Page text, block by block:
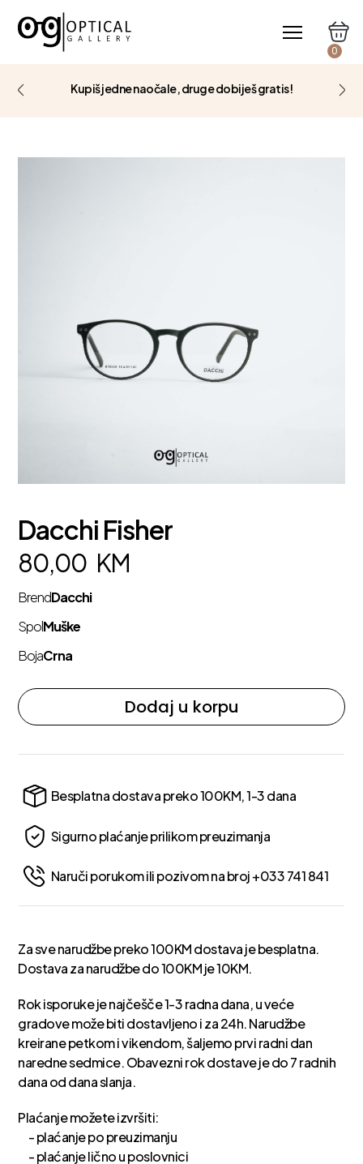
0
Kupiš jedne naočale, druge dobiješ gratis!
Dacchi Fisher
80,00 KM
BrendDacchi
SpolMuške
BojaCrna
Dodaj u korpu
Besplatna dostava preko 100KM, 1-3 dana
Sigurno plaćanje prilikom preuzimanja
Naruči porukom ili pozivom na broj +033 741 841
Za sve narudžbe preko 100KM dostava je besplatna.
Dostava za narudžbe do 100KM je 10KM.
Rok isporuke je najčešče 1-3 radna dana, u veće
gradove može biti dostavljeno i za 24h. Narudžbe
kreirane petkom i vikendom, šaljemo prvi radni dan
naredne sedmice. Obavezni rok dostave je do 7 radnih
dana od dana slanja.
Plaćanje možete izvršiti:
- plaćanje po preuzimanju
- plaćanje lično u poslovnici